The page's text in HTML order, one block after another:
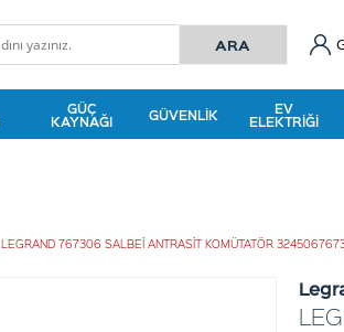
GÜÇ
KAYNAĞI GÜVENLIK EV
ELEKTRIĞI
LEGRAND 767306 SALBEİ ANTRASİT KOMÜTATÖR